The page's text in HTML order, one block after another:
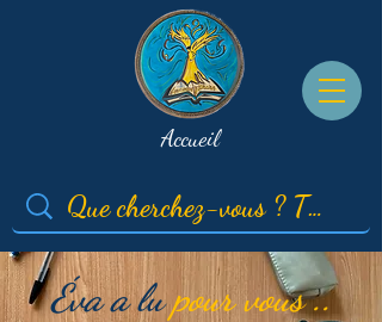
Accueil
Éva a lupour vous ..